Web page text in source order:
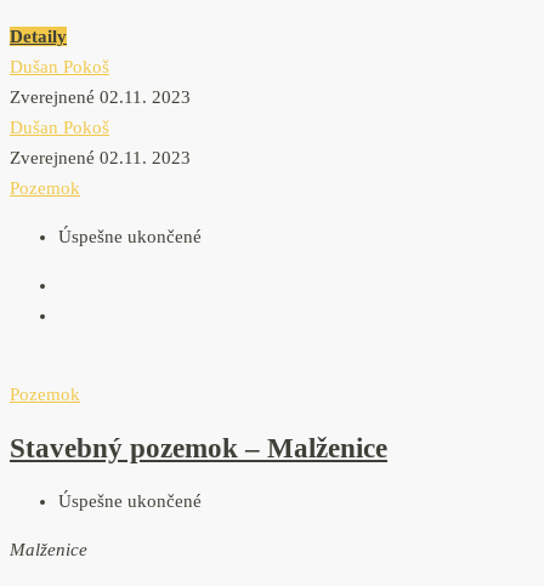
Detaily
Dušan Pokoš
Zverejnené 02.11. 2023
Dušan Pokoš
Zverejnené 02.11. 2023
Pozemok
Úspešne ukončené
Pozemok
Stavebný pozemok – Malženice
Úspešne ukončené
Malženice